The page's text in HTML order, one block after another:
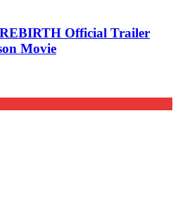
Official Trailer
Movie